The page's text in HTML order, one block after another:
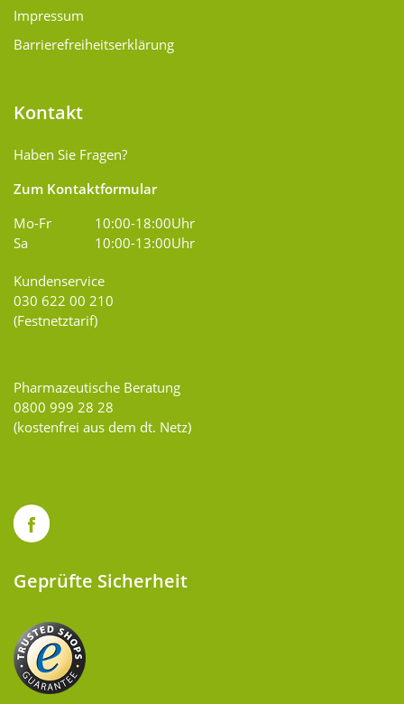
Impressum
Barrierefreiheitserklärung
Kontakt
Haben Sie Fragen?
Zum Kontaktformular
Mo-Fr
10:00-18:00Uhr
Sa
10:00-13:00Uhr
Kundenservice
030 622 00 210
(Festnetztarif)
Pharmazeutische Beratung
0800 999 28 28
(kostenfrei aus dem dt. Netz)
Geprüfte Sicherheit